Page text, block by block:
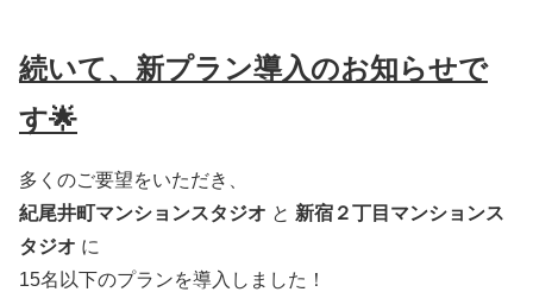
続いて、新プラン導入のお知らせで
す🌟
多くのご要望をいただき、
紀尾井町マンションスタジオ と 新宿２丁目マンションス
タジオ に
15名以下のプランを導入しました！